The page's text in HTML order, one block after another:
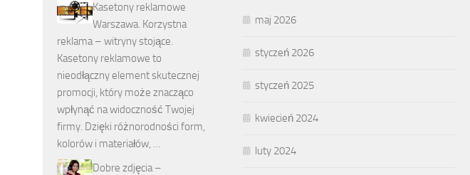
maj 2026
styczeń 2026
styczeń 2025
kwiecień 2024
luty 2024
Kasetony reklamowe
Warszawa. Korzystna
reklama – witryny stojące.
Kasetony reklamowe to
nieodłączny element skutecznej
promocji, który może znacząco
wpłynąć na widoczność Twojej
firmy. Dzięki różnorodności form,
kolorów i materiałów, …
Dobre zdjęcia –